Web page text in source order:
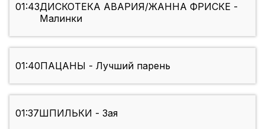
01:43ДИСКОТЕКА АВАРИЯ/ЖАННА ФРИСКЕ -
Малинки
01:40ПАЦАНЫ - Лучший парень
01:37ШПИЛЬКИ - Зая